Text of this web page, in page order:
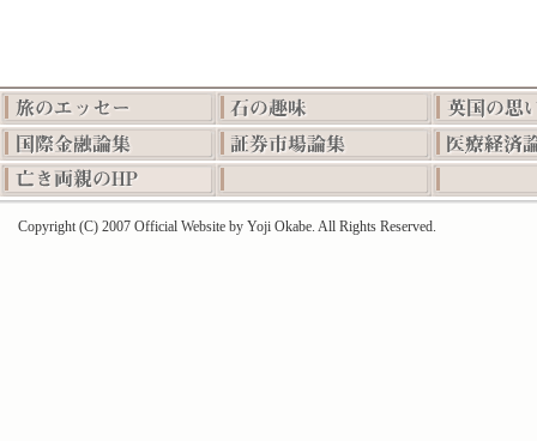
Copyright (C) 2007 Official Website by Yoji Okabe. All Rights Reserved.